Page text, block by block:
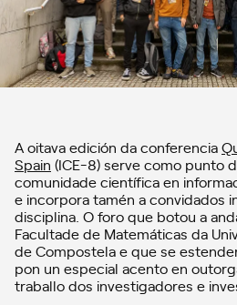
A oitava edición da conferencia
Spain (ICE-8) serve como punto
comunidade científica en
e incorpora tamén a convidados
disciplina. O foro que botou a
Facultade de Matemáticas da
de Compostela e que se
pon un especial acento en
traballo dos investigadores e